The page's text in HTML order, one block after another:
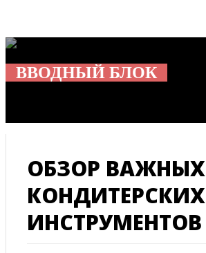
ВВОДНЫЙ БЛОК
ОБЗОР ВАЖНЫХ
КОНДИТЕРСКИХ
ИНСТРУМЕНТОВ